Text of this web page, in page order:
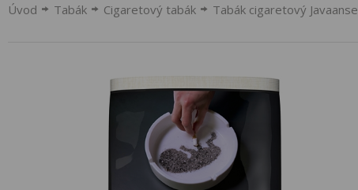
Úvod Tabák Cigaretový tabák Tabák cigaretový